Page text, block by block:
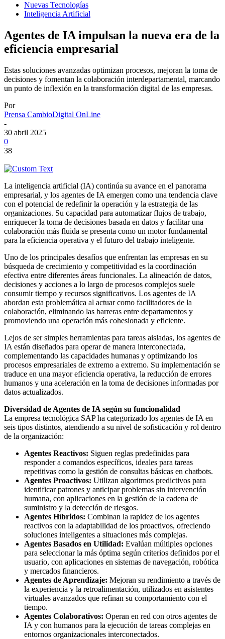
Nuevas Tecnologías
Inteligencia Artificial
Agentes de IA impulsan la nueva era de la
eficiencia empresarial
Estas soluciones avanzadas optimizan procesos, mejoran la toma de
decisiones y fomentan la colaboración interdepartamental, marcando
un punto de inflexión en la transformación digital de las empresas.
Por
Prensa CambioDigital OnLine
-
30 abril 2025
0
38
La inteligencia artificial (IA) continúa su avance en el panorama
empresarial, y los agentes de IA emergen como una tendencia clave
con el potencial de redefinir la operación y la estrategia de las
organizaciones. Su capacidad para automatizar flujos de trabajo,
enriquecer la toma de decisiones basada en datos y facilitar una
colaboración más fluida se presenta como un motor fundamental
para la eficiencia operativa y el futuro del trabajo inteligente.
Uno de los principales desafíos que enfrentan las empresas en su
búsqueda de crecimiento y competitividad es la coordinación
efectiva entre diferentes áreas funcionales. La alineación de datos,
decisiones y acciones a lo largo de procesos complejos suele
consumir tiempo y recursos significativos. Los agentes de IA
abordan esta problemática al actuar como facilitadores de la
colaboración, eliminando las barreras entre departamentos y
promoviendo una operación más cohesionada y eficiente.
Lejos de ser simples herramientas para tareas aisladas, los agentes de
IA están diseñados para operar de manera interconectada,
complementando las capacidades humanas y optimizando los
procesos empresariales de extremo a extremo. Su implementación se
traduce en una mayor eficiencia operativa, la reducción de errores
humanos y una aceleración en la toma de decisiones informadas por
datos actualizados.
Diversidad de Agentes de IA según su funcionalidad
La empresa tecnológica SAP ha categorizado los agentes de IA en
seis tipos distintos, atendiendo a su nivel de sofisticación y rol dentro
de la organización:
Agentes Reactivos: Siguen reglas predefinidas para
responder a comandos específicos, ideales para tareas
repetitivas como la gestión de consultas básicas en chatbots.
Agentes Proactivos: Utilizan algoritmos predictivos para
identificar patrones y anticipar problemas sin intervención
humana, con aplicaciones en la gestión de la cadena de
suministro y la detección de riesgos.
Agentes Híbridos: Combinan la rapidez de los agentes
reactivos con la adaptabilidad de los proactivos, ofreciendo
soluciones inteligentes a situaciones más complejas.
Agentes Basados en Utilidad: Evalúan múltiples opciones
para seleccionar la más óptima según criterios definidos por el
usuario, con aplicaciones en sistemas de navegación, robótica
y mercados financieros.
Agentes de Aprendizaje: Mejoran su rendimiento a través de
la experiencia y la retroalimentación, utilizados en asistentes
virtuales avanzados que refinan su comportamiento con el
tiempo.
Agentes Colaborativos: Operan en red con otros agentes de
IA y con humanos para la ejecución de tareas complejas en
entornos organizacionales interconectados.